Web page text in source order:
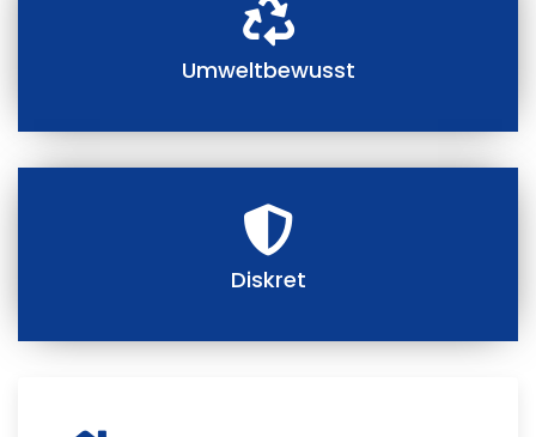
Umweltbewusst
Diskret